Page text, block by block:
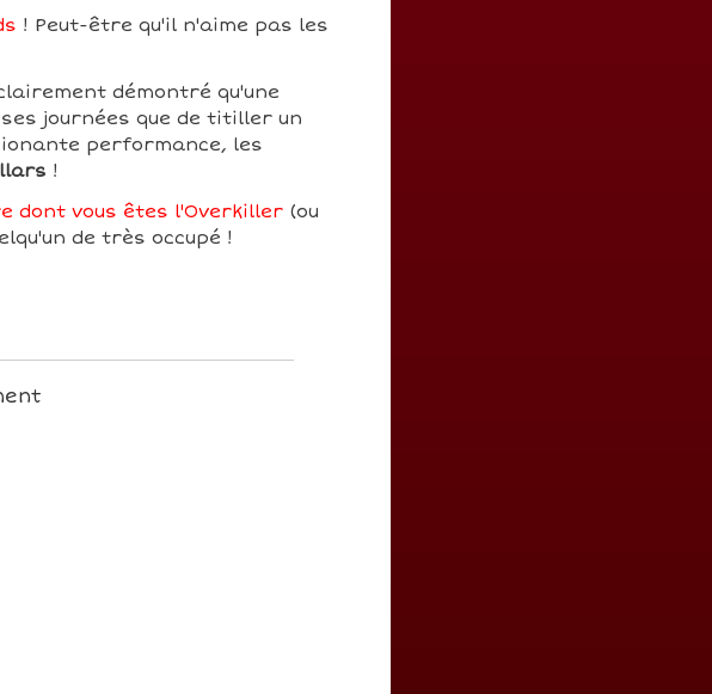
! Peut-être qu'il n'aime pas les
démontré qu'une
journées que de titiller un
performance, les
!
dont vous êtes l'Overkiller(ou
de très occupé !